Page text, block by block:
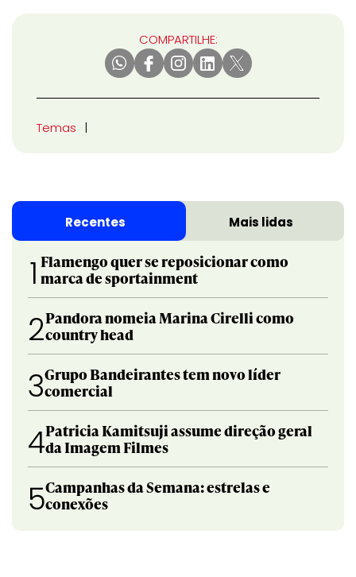
COMPARTILHE:
Temas
Recentes Mais lidas
1 Flamengo quer se reposicionar como
marca de sportainment
2Pandora nomeia Marina Cirelli como
country head
3Grupo Bandeirantes tem novo líder
comercial
4Patricia Kamitsuji assume direção geral
da Imagem Filmes
5Campanhas da Semana: estrelas e
conexões